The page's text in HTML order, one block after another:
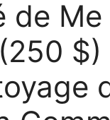
de Me